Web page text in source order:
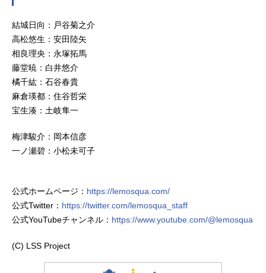
結城日向：戸谷菊之介
高松悠生：安田陸矢
相良理央：永塚拓馬
藤堂暁：白井悠介
橘千紘：石谷春貴
麻倉瑛都：住谷哲栄
宝生湊：土岐隼一
梅津駿介：岡本信彦
一ノ瀬碧：小松未可子
公式ホームページ： https://lemosqua.com/
公式Twitter： https://twitter.com/lemosqua_staff
公式YouTubeチャンネル： https://www.youtube.com/@lemosqua
(C) LSS Project